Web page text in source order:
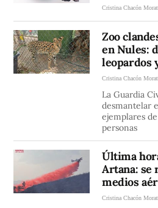
Cristina Chacón
Zoo
en Nules:
leopardos
Cristina Chacón
La Guardia
desmantelar
ejemplares
personas
Última
Artana: se
medios
Cristina Chacón